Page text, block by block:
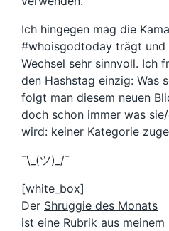
Ich hingegen mag die
#whoisgodtoday trägt
Wechsel sehr sinnvoll. Ich
den Hashstag einzig: Was
folgt man diesem neuen
doch schon immer was
wird: keiner Kategorie
¯\_(ツ)_/¯
[white_box]
Der Shruggie des Monats
ist eine Rubrik aus meinem